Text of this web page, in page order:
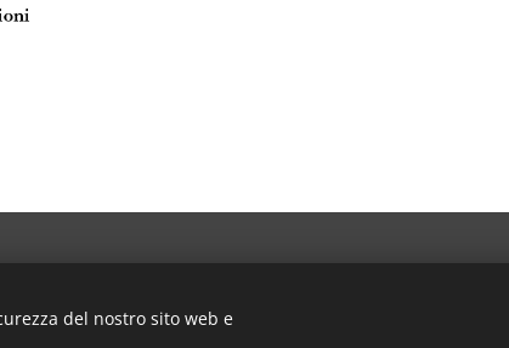
del nostro sito web e